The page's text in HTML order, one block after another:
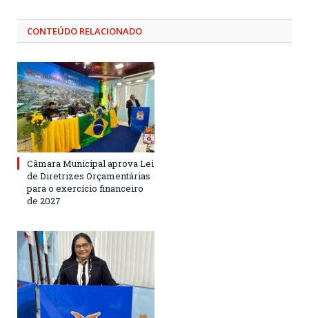
CONTEÚDO RELACIONADO
Câmara Municipal aprova Lei
de Diretrizes Orçamentárias
para o exercício financeiro
de 2027